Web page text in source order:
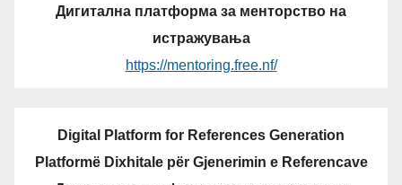
Дигитална платформа за менторство на
истражувања
https://mentoring.free.nf/
Digital Platform for References Generation
Platformë Dixhitale për Gjenerimin e Referencave